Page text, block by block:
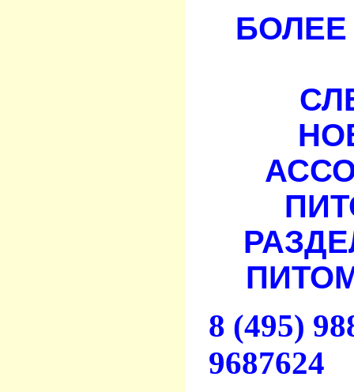
БОЛЕЕ
8 (495)
9687624